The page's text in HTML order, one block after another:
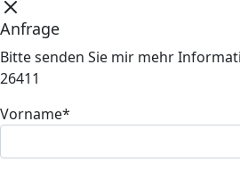
Anfrage
Bitte senden Sie mir mehr
26411
Vorname*